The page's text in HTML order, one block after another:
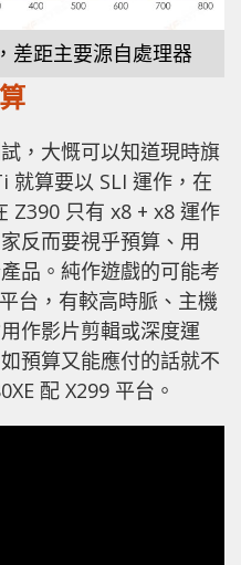
差距主要源自處理器
，大慨可以知道現時旗
就算要以 SLI 運作，在
Z390 只有 x8 + x8 運作
反而要視乎預算、用
品。純作遊戲的可能考
台，有較高時脈、主機
作影片剪輯或深度運
預算又能應付的話就不
配 X299 平台。